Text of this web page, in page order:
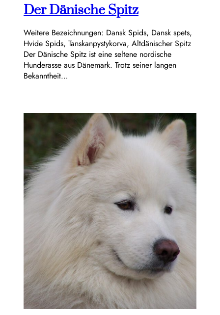
Der Dänische Spitz
Weitere Bezeichnungen: Dansk Spids, Dansk spets,
Hvide Spids, Tanskanpystykorva, Altdänischer Spitz
Der Dänische Spitz ist eine seltene nordische
Hunderasse aus Dänemark. Trotz seiner langen
Bekanntheit…